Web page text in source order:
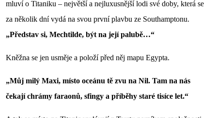
mluví o Titaniku – největší a nejluxusnější lodi své doby, která se
za několik dní vydá na svou první plavbu ze Southamptonu.
„Představ si, Mechtilde, být na její palubě…“
Kněžna se jen usměje a položí před něj mapu Egypta.
„Můj milý Maxi, místo oceánu tě zvu na Nil. Tam na nás
čekají chrámy faraonů, sfingy a příběhy staré tisíce let.“